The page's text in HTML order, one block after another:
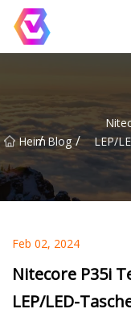
Heim
/ Blog /
LEP/
Feb 02, 2024
Nitecore P35i
LEP/LED-